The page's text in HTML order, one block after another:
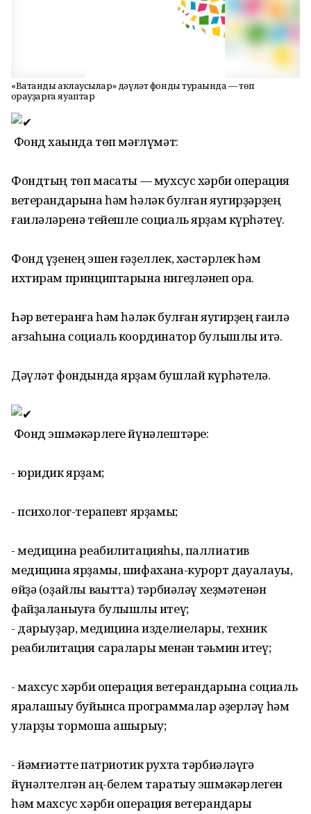
«Ватанды һаҡлаусылар» дәүләт фонды тураһында — төп
һорауҙарға яуаптар
Фонд хаҡында төп мәғлүмәт:
Фондтың төп маҡсаты — мухсус хәрби операция
ветерандарына һәм һәләк булған яугирҙәрҙең
ғаиләләренә тейешле социаль ярҙам күрһәтеү.
Фонд үҙенең эшен ғәҙеллек, хәстәрлек һәм
ихтирам принциптарына нигеҙләнеп ҡора.
Һәр ветеранға һәм һәләк булған яугирҙең ғаилә
ағзаһына социаль координатор булышлыҡ итә.
Дәүләт фондында ярҙам бушлай күрһәтелә.
Фонд эшмәкәрлеге йүнәлештәре:
- юридик ярҙам;
- психолог-терапевт ярҙамы;
- медицина реабилитацияһы, паллиатив
медицина ярҙамы, шифахана-курорт дауалауы,
өйҙә (оҙайлы ваҡытта) тәрбиәләү хеҙмәтенән
файҙаланыуға булышлыҡ итеү;
- дарыуҙар, медицина изделиелары, техник
реабилитация саралары менән тәьмин итеү;
- махсус хәрби операция ветерандарына социаль
яраҡлашыу буйынса программалар әҙерләү һәм
уларҙы тормошҡа ашырыу;
- йәмғиәтте патриотик рухта тәрбиәләүгә
йүнәлтелгән аң-белем таратыу эшмәкәрлеген
һәм махсус хәрби операция ветерандары